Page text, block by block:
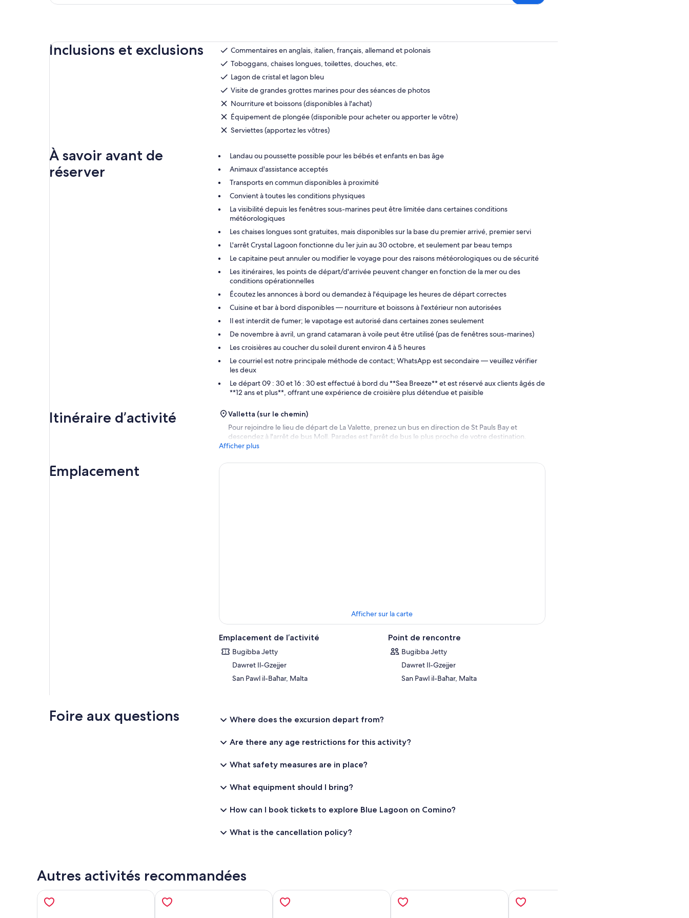
Inclusions et exclusions
Commentaires en anglais, italien, français, allemand et polonais
Toboggans, chaises longues, toilettes, douches, etc.
Lagon de cristal et lagon bleu
Visite de grandes grottes marines pour des séances de photos
Nourriture et boissons (disponibles à l'achat)
Équipement de plongée (disponible pour acheter ou apporter le vôtre)
Serviettes (apportez les vôtres)
À savoir avant de
réserver
Landau ou poussette possible pour les bébés et enfants en bas âge
Animaux d'assistance acceptés
Transports en commun disponibles à proximité
Convient à toutes les conditions physiques
La visibilité depuis les fenêtres sous-marines peut être limitée dans certaines conditions
météorologiques
Les chaises longues sont gratuites, mais disponibles sur la base du premier arrivé, premier servi
L'arrêt Crystal Lagoon fonctionne du 1er juin au 30 octobre, et seulement par beau temps
Le capitaine peut annuler ou modifier le voyage pour des raisons météorologiques ou de sécurité
Les itinéraires, les points de départ/d'arrivée peuvent changer en fonction de la mer ou des
conditions opérationnelles
Écoutez les annonces à bord ou demandez à l'équipage les heures de départ correctes
Cuisine et bar à bord disponibles — nourriture et boissons à l'extérieur non autorisées
Il est interdit de fumer; le vapotage est autorisé dans certaines zones seulement
De novembre à avril, un grand catamaran à voile peut être utilisé (pas de fenêtres sous-marines)
Les croisières au coucher du soleil durent environ 4 à 5 heures
Le courriel est notre principale méthode de contact; WhatsApp est secondaire — veuillez vérifier
les deux
Le départ 09 : 30 et 16 : 30 est effectué à bord du **Sea Breeze** et est réservé aux clients âgés de
**12 ans et plus**, offrant une expérience de croisière plus détendue et paisible
Itinéraire d’activité
Valletta (sur le chemin)
Pour rejoindre le lieu de départ de La Valette, prenez un bus en direction de St Pauls Bay et
descendez à l'arrêt de bus Moll. Parades est l'arrêt de bus le plus proche de votre destination.
Afficher plus
Emplacement
Afficher sur la carte
Emplacement de l’activité
Bugibba Jetty
Dawret Il-Gzejjer
San Pawl il-Baħar, Malta
Point de rencontre
Bugibba Jetty
Dawret Il-Gzejjer
San Pawl il-Baħar, Malta
Foire aux questions Where does the excursion depart from?
Are there any age restrictions for this activity?
What safety measures are in place?
What equipment should I bring?
How can I book tickets to explore Blue Lagoon on Comino?
What is the cancellation policy?
Autres activités recommandées